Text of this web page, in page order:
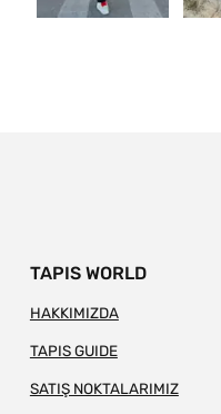
TAPIS WORLD
HAKKIMIZDA
TAPIS GUIDE
SATIŞ NOKTALARIMIZ